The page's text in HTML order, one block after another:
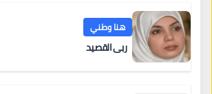
هنا وطني
ربى القصيد